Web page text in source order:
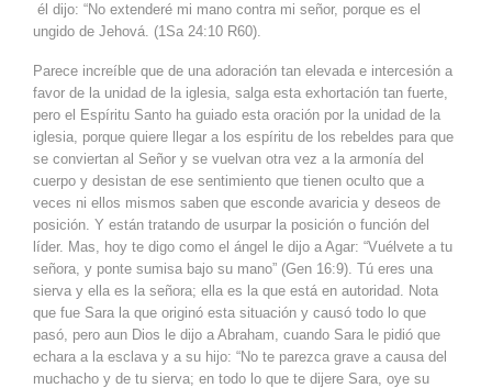
él dijo: “No extenderé mi mano contra mi señor, porque es el
ungido de Jehová. (1Sa 24:10 R60).
Parece increíble que de una adoración tan elevada e intercesión a
favor de la unidad de la iglesia, salga esta exhortación tan fuerte,
pero el Espíritu Santo ha guiado esta oración por la unidad de la
iglesia, porque quiere llegar a los espíritu de los rebeldes para que
se conviertan al Señor y se vuelvan otra vez a la armonía del
cuerpo y desistan de ese sentimiento que tienen oculto que a
veces ni ellos mismos saben que esconde avaricia y deseos de
posición. Y están tratando de usurpar la posición o función del
líder. Mas, hoy te digo como el ángel le dijo a Agar: “Vuélvete a tu
señora, y ponte sumisa bajo su mano” (Gen 16:9). Tú eres una
sierva y ella es la señora; ella es la que está en autoridad. Nota
que fue Sara la que originó esta situación y causó todo lo que
pasó, pero aun Dios le dijo a Abraham, cuando Sara le pidió que
echara a la esclava y a su hijo: “No te parezca grave a causa del
muchacho y de tu sierva; en todo lo que te dijere Sara, oye su